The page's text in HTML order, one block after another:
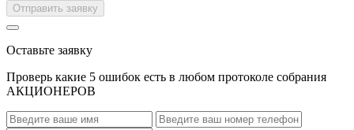
Отправить заявку
Оставьте заявку
Проверь какие 5 ошибок есть в любом протоколе собрания
АКЦИОНЕРОВ